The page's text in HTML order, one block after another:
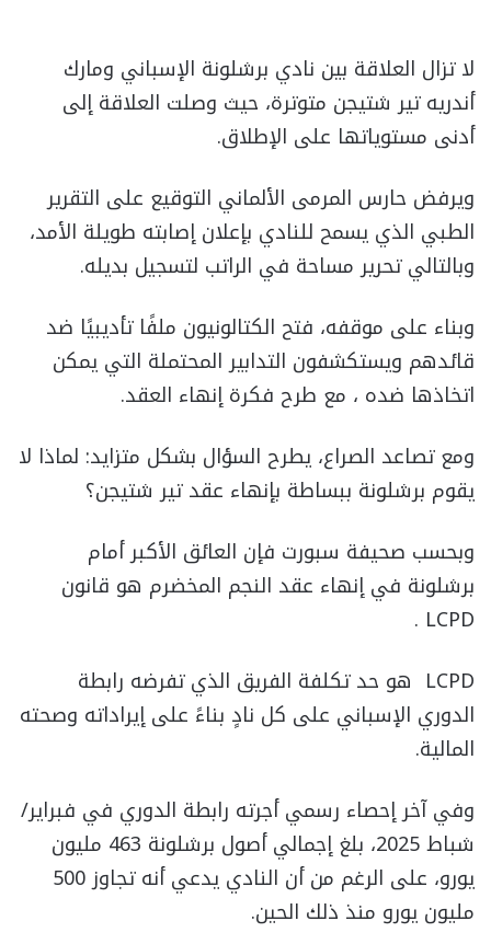
لا تزال العلاقة بين نادي برشلونة الإسباني ومارك
أندريه تير شتيجن متوترة، حيث وصلت العلاقة إلى
أدنى مستوياتها على الإطلاق.
ويرفض حارس المرمى الألماني التوقيع على التقرير
الطبي الذي يسمح للنادي بإعلان إصابته طويلة الأمد،
وبالتالي تحرير مساحة في الراتب لتسجيل بديله.
وبناء على موقفه، فتح الكتالونيون ملفًا تأديبيًا ضد
قائدهم ويستكشفون التدابير المحتملة التي يمكن
اتخاذها ضده ، مع طرح فكرة إنهاء العقد.
ومع تصاعد الصراع، يطرح السؤال بشكل متزايد: لماذا لا
يقوم برشلونة ببساطة بإنهاء عقد تير شتيجن؟
وبحسب صحيفة سبورت فإن العائق الأكبر أمام
برشلونة في إنهاء عقد النجم المخضرم هو قانون
LCPD .
LCPD هو حد تكلفة الفريق الذي تفرضه رابطة
الدوري الإسباني على كل نادٍ بناءً على إيراداته وصحته
المالية.
وفي آخر إحصاء رسمي أجرته رابطة الدوري في فبراير/
شباط 2025، بلغ إجمالي أصول برشلونة 463 مليون
يورو، على الرغم من أن النادي يدعي أنه تجاوز 500
مليون يورو منذ ذلك الحين.